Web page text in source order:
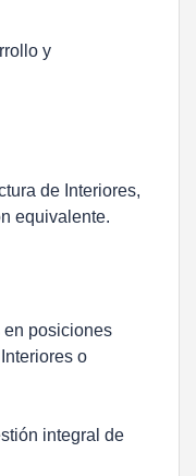
y
de Interiores,
equivalente.
posiciones
o
integral de